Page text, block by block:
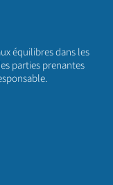
équilibres dans les
parties prenantes